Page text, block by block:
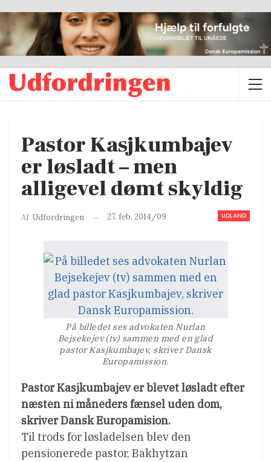
Pastor Kasjkumbajev
er løsladt – men
alligevel dømt skyldig
UDLAND
Af Udfordringen 27. feb. 2014/09
På billedet ses advokaten Nurlan
Bejsekejev (tv) sammen med en glad
pastor Kasjkumbajev, skriver Dansk
Europamission.
Pastor Kasjkumbajev er blevet løsladt efter
næsten ni måneders fænsel uden dom,
skriver Dansk Europamision.
Til trods for løsladelsen blev den
pensionerede pastor, Bakhytzan